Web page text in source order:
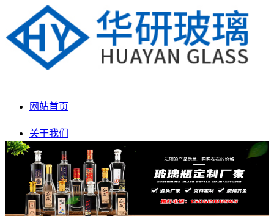
网站首页
关于我们
产品展示
新闻动态
生产车间